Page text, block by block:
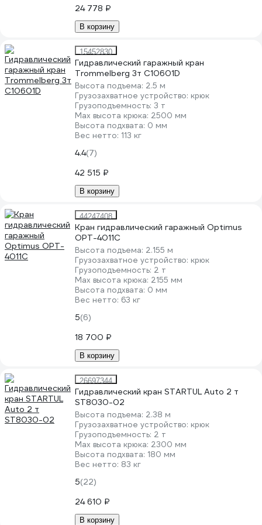
24 778 ₽
В корзину
15452830
Гидравлический гаражный кран
Trommelberg 3т C10601D
Высота подъема: 2.5 м
Грузозахватное устройство: крюк
Грузоподъемность: 3 т
Мах высота крюка: 2500 мм
Высота подхвата: 0 мм
Вес нетто: 113 кг
4.4(7)
42 515 ₽
В корзину
44247408
Кран гидравлический гаражный Optimus
OPT-4011C
Высота подъема: 2.155 м
Грузозахватное устройство: крюк
Грузоподъемность: 2 т
Мах высота крюка: 2155 мм
Высота подхвата: 0 мм
Вес нетто: 63 кг
5(6)
18 700 ₽
В корзину
26697344
Гидравлический кран STARTUL Auto 2 т
ST8030-02
Высота подъема: 2.38 м
Грузозахватное устройство: крюк
Грузоподъемность: 2 т
Мах высота крюка: 2300 мм
Высота подхвата: 180 мм
Вес нетто: 83 кг
5(22)
24 610 ₽
В корзину